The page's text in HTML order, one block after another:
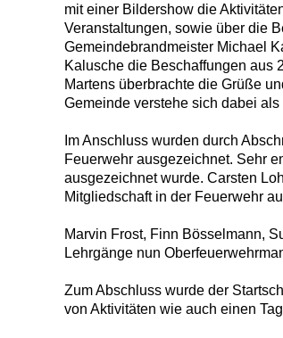
mit einer Bildershow die
Veranstaltungen, sowie über die
Gemeindebrandmeister Michael
Kalusche die Beschaffungen aus
Martens überbrachte die Grüße
Gemeinde verstehe sich dabei
Im Anschluss wurden durch
Feuerwehr ausgezeichnet. Sehr
ausgezeichnet wurde. Carsten
Mitgliedschaft in der Feuerwehr
Marvin Frost, Finn Bösselmann,
Lehrgänge nun
Zum Abschluss wurde der
von Aktivitäten wie auch einen